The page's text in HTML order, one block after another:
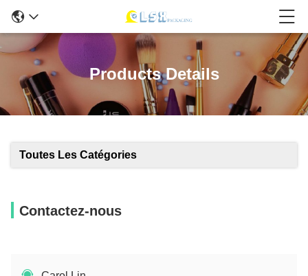
Products Details
Toutes Les Catégories
Contactez-nous